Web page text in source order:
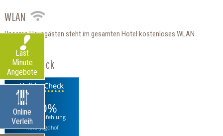
WLAN
Unseren Hausgästen steht im gesamten Hotel kostenloses WLAN
zur Verfügung.
HolidayCheck
100%
Weiterempfehlung
Hotel Jagdhof
Online
Verleih
Last
Minute
Angebote